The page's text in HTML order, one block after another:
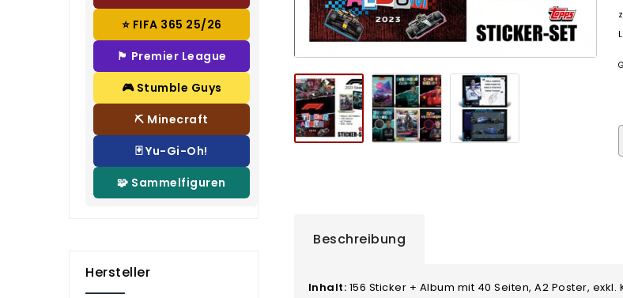
Beschreibung
Inhalt: 156 Sticker + Album mit 40 Seiten, A2 Poster, exkl.
⭐ FIFA 365 25/26
🏴 Premier League
🎮 Stumble Guys
⛏️ Minecraft
🃏 Yu-Gi-Oh!
🧩 Sammelfiguren
Hersteller